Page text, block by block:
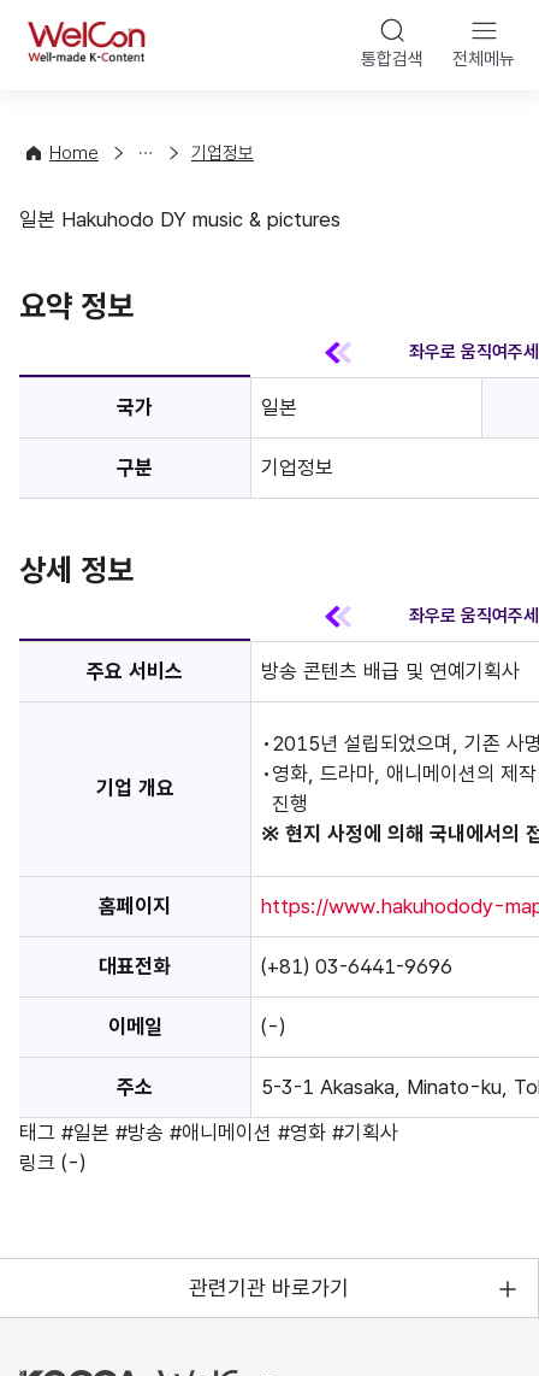
WelCon 통합검색 전체메뉴
Home
컨
팅
해
기
정
기업정보
기업정보
일본 Hakuhodo DY music & pictures
요약 정보
국가 일본
구분 기업정보
상세 정보
주요 서비스 방송 콘텐츠 배급 및 연예기획사
기업 개요
2015년 설립되었으며, 기존
영화, 드라마, 애니메이션의 제
진행
※ 현지 사정에 의해 국내에서의
홈페이지 https://www.hakuhodody-
대표전화 (+81) 03-6441-9696
이메일 (-)
주소
5-3-1 Akasaka, Minato-ku,
태그 #일본 #방송 #애니메이션 #영화 #기획사
링크 (-)
관련기관 바로가기